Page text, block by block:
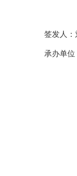
签发人
承办单